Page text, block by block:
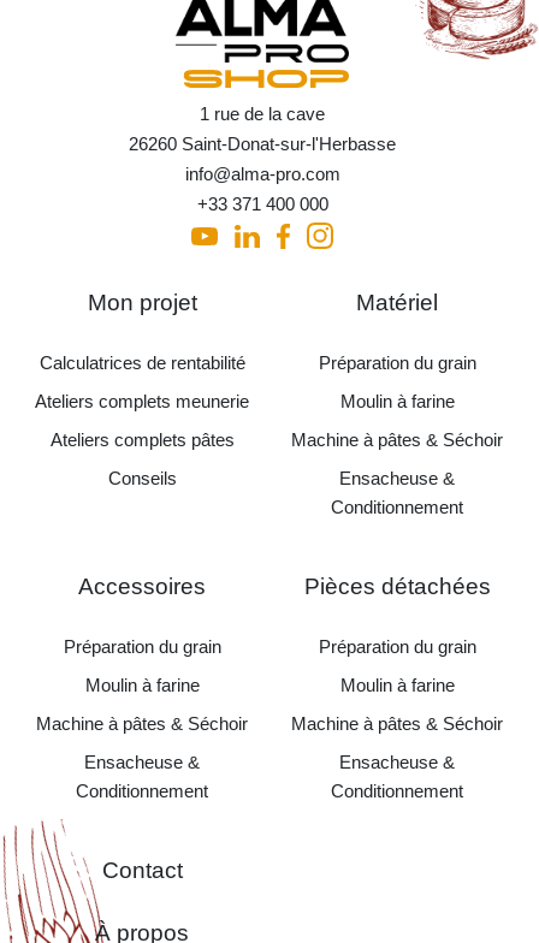
1 rue de la cave
26260 Saint-Donat-sur-l'Herbasse
info@alma-pro.com
+33 371 400 000
Mon projet
Calculatrices de rentabilité
Ateliers complets meunerie
Ateliers complets pâtes
Conseils
Matériel
Préparation du grain
Moulin à farine
Machine à pâtes & Séchoir
Ensacheuse &
Conditionnement
Accessoires
Préparation du grain
Moulin à farine
Machine à pâtes & Séchoir
Ensacheuse &
Conditionnement
Pièces détachées
Préparation du grain
Moulin à farine
Machine à pâtes & Séchoir
Ensacheuse &
Conditionnement
Contact
À propos